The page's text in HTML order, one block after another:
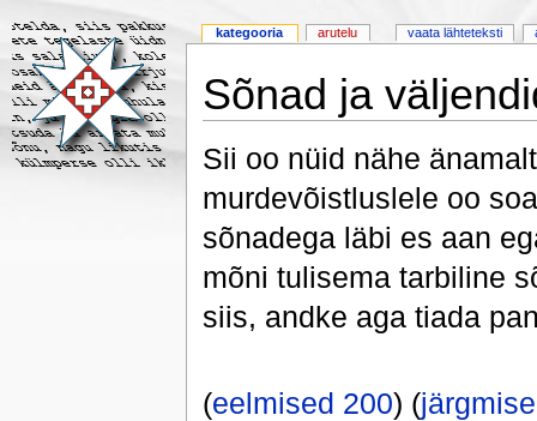
Sõnad ja
Sii oo nüid nähe
murdevõistluslele oo
sõnadega läbi es aan
mõni tulisema tarbiline
siis, andke aga tiada
(eelmised 200) (
kategooria arutelu vaata lähteteksti